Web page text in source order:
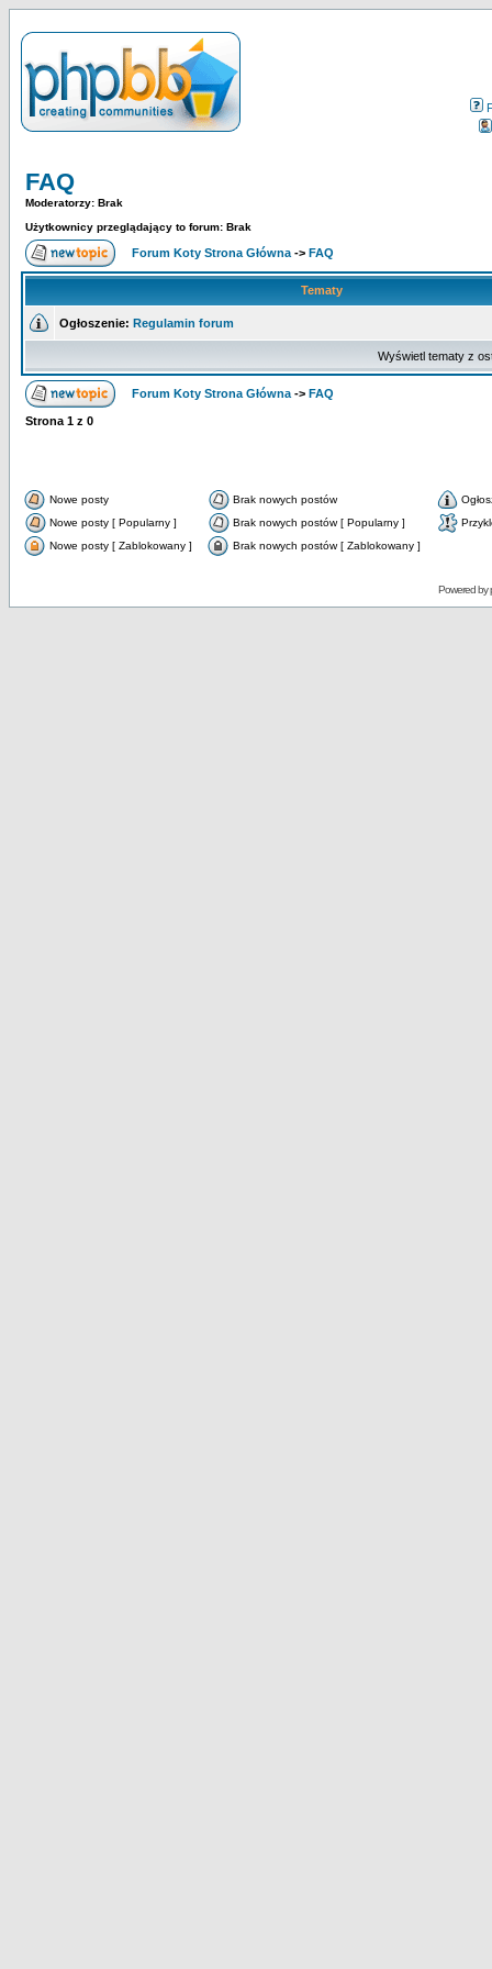
FAQ
Moderatorzy: Brak
Użytkownicy przeglądający to forum: Brak
Forum Koty Strona Główna -> FAQ
Tematy
Ogłoszenie: Regulamin forum
Wyświetl tematy z
Forum Koty Strona Główna -> FAQ
Strona 1 z 0
Nowe posty Brak nowych postów
Nowe posty [ Popularny ]
Brak nowych postów [ Popularny ]
Nowe posty [ Zablokowany ]
Brak nowych postów [ Zablokowany ]
Powered by